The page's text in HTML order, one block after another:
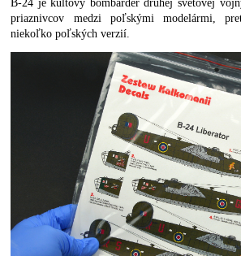
B-24 je kultový bombardér druhej svetovej
priaznivcov medzi poľskými modelármi,
niekoľko poľských verzií.